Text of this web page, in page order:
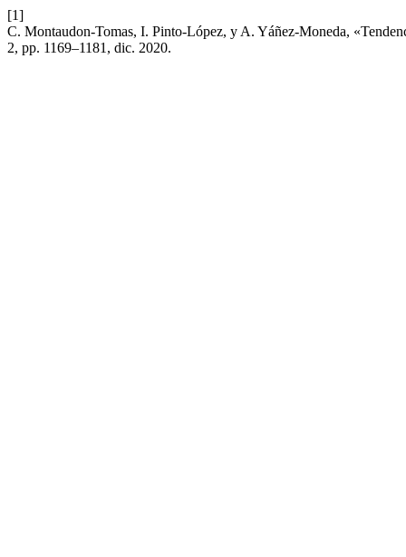
[1]
C. Montaudon-Tomas, I. Pinto-López, y A. Yáñez-Moneda,
2, pp. 1169–1181, dic. 2020.